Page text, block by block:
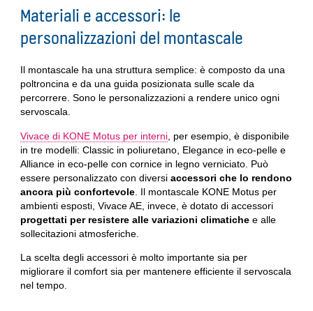
Materiali e accessori: le
personalizzazioni del montascale
Il montascale ha una struttura semplice: è composto da una
poltroncina e da una guida posizionata sulle scale da
percorrere. Sono le personalizzazioni a rendere unico ogni
servoscala.
Vivace di KONE Motus per interni, per esempio, è disponibile
in tre modelli: Classic in poliuretano, Elegance in eco-pelle e
Alliance in eco-pelle con cornice in legno verniciato. Può
essere personalizzato con diversiaccessori che lo rendono
ancora più confortevole. Il montascale KONE Motus per
ambienti esposti, Vivace AE, invece, è dotato di accessori
progettati per resistere alle variazioni climatichee alle
sollecitazioni atmosferiche.
La scelta degli accessori è molto importante sia per
migliorare il comfort sia per mantenere efficiente il servoscala
nel tempo.